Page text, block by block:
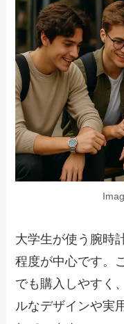
大学生が使う腕時
程度が中心です。
でも購入しやすく
ルなデザインや実